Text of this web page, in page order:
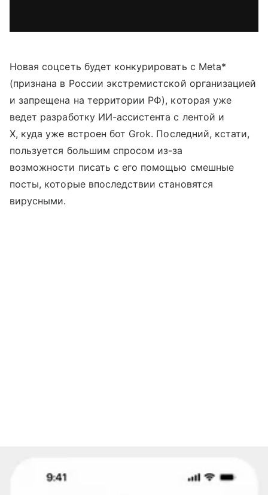
Новая соцсеть будет конкурировать с Meta*
(признана в России экстремистской организацией
и запрещена на территории РФ), которая уже
ведет разработку ИИ-ассистента с лентой и
X, куда уже встроен бот Grok. Последний, кстати,
пользуется большим спросом из-за
возможности писать с его помощью смешные
посты, которые впоследствии становятся
вирусными.